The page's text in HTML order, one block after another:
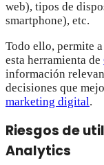
web), tipos de
smartphone), etc.
Todo ello, permite
esta herramienta de
información
decisiones que
marketing digital.
Riesgos de
Analytics